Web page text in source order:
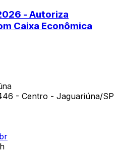
- Autoriza
Caixa Econômica
- Centro - Jaguariúna/SP